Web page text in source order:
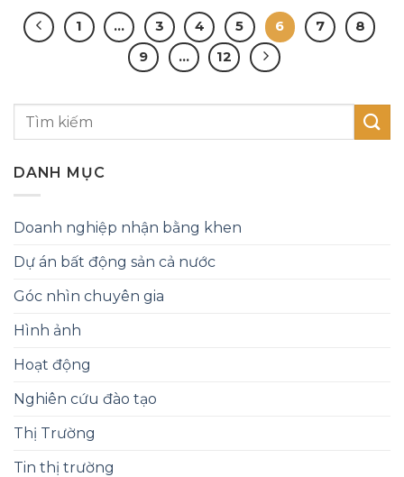
1 … 3 4 5 6 7
8
9
… 12
DANH MỤC
Doanh nghiệp nhận bằng khen
Dự án bất động sản cả nước
Góc nhìn chuyên gia
Hình ảnh
Hoạt động
Nghiên cứu đào tạo
Thị Trường
Tin thị trường